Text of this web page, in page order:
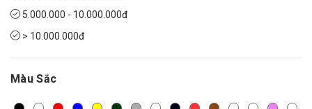
5.000.000 - 10.000.000đ
> 10.000.000đ
Màu Sắc